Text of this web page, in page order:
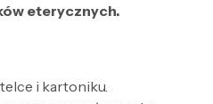
eterycznych.
i kartoniku.